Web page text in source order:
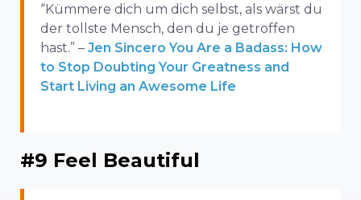
“Kümmere dich um dich selbst, als wärst du
der tollste Mensch, den du je getroffen
hast.” – Jen Sincero You Are a Badass: How
to Stop Doubting Your Greatness and
Start Living an Awesome Life
#9 Feel Beautiful